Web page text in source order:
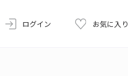
ログイン お気に入り